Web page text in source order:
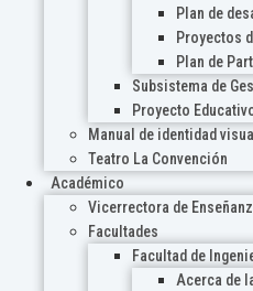
Plan de
Proyectos
Plan de
Subsistema de
Proyecto
Manual de identidad visual
Teatro La Convención
Académico
Vicerrectora de
Facultades
Facultad de
Acerca de